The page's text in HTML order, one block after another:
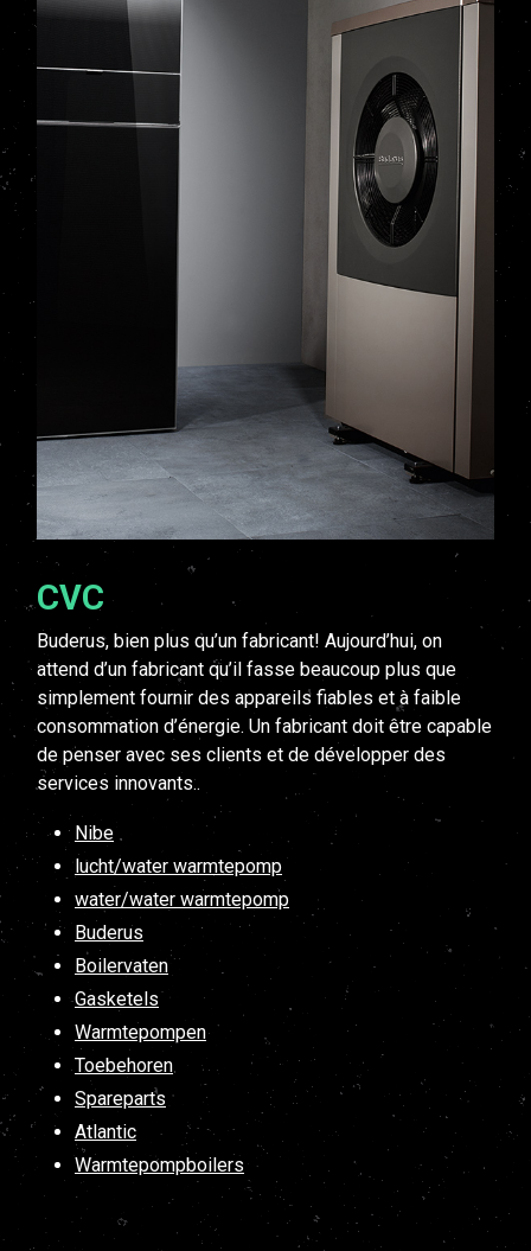
CVC
Buderus, bien plus qu’un fabricant! Aujourd’hui, on
attend d’un fabricant qu’il fasse beaucoup plus que
simplement fournir des appareils fiables et à faible
consommation d’énergie. Un fabricant doit être capable
de penser avec ses clients et de développer des
services innovants..
Nibe
lucht/water warmtepomp
water/water warmtepomp
Buderus
Boilervaten
Gasketels
Warmtepompen
Toebehoren
Spareparts
Atlantic
Warmtepompboilers